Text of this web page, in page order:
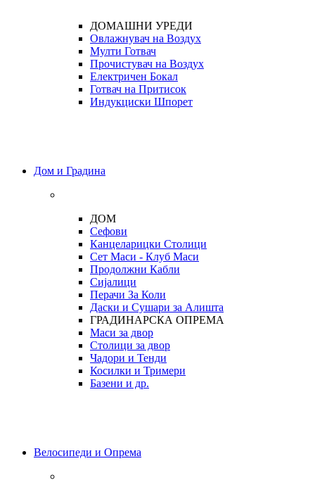
ДОМАШНИ УРЕДИ
Овлажнувач на Воздух
Мулти Готвач
Прочистувач на Воздух
Електричен Бокал
Готвач на Притисок
Индукциски Шпорет
Дом и Градина
ДОМ
Сефови
Канцеларицки Столици
Сет Маси - Клуб Маси
Продолжни Кабли
Сијалици
Перачи За Коли
Даски и Сушари за Алишта
ГРАДИНАРСКА ОПРЕМА
Маси за двор
Столици за двор
Чадори и Тенди
Косилки и Тримери
Базени и др.
Велосипеди и Опрема